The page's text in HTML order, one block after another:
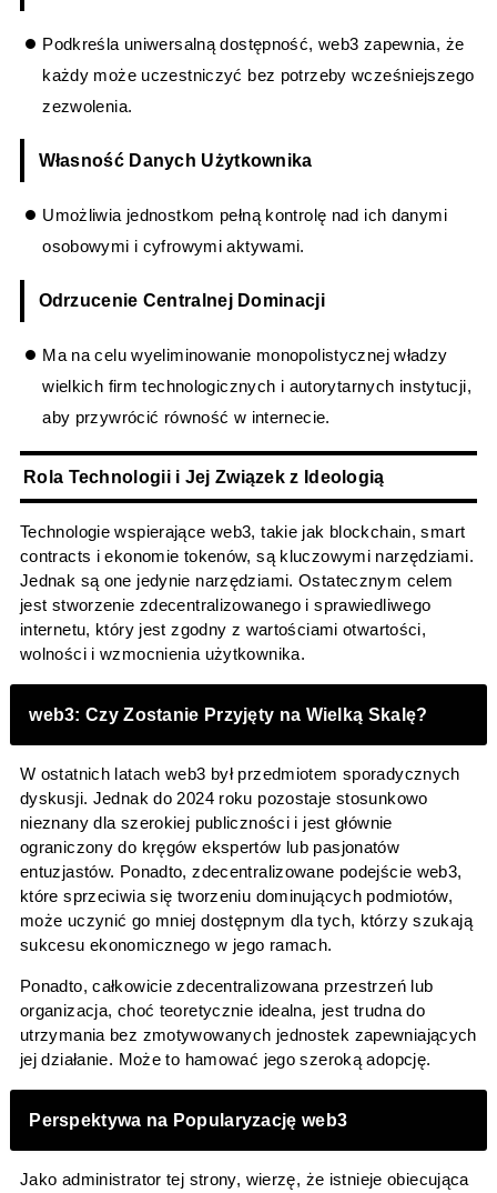
Podkreśla uniwersalną dostępność, web3 zapewnia, że
każdy może uczestniczyć bez potrzeby wcześniejszego
zezwolenia.
Własność Danych Użytkownika
Umożliwia jednostkom pełną kontrolę nad ich danymi
osobowymi i cyfrowymi aktywami.
Odrzucenie Centralnej Dominacji
Ma na celu wyeliminowanie monopolistycznej władzy
wielkich firm technologicznych i autorytarnych instytucji,
aby przywrócić równość w internecie.
Rola Technologii i Jej Związek z Ideologią
Technologie wspierające web3, takie jak blockchain, smart
contracts i ekonomie tokenów, są kluczowymi narzędziami.
Jednak są one jedynie narzędziami. Ostatecznym celem
jest stworzenie zdecentralizowanego i sprawiedliwego
internetu, który jest zgodny z wartościami otwartości,
wolności i wzmocnienia użytkownika.
web3: Czy Zostanie Przyjęty na Wielką Skalę?
W ostatnich latach web3 był przedmiotem sporadycznych
dyskusji. Jednak do 2024 roku pozostaje stosunkowo
nieznany dla szerokiej publiczności i jest głównie
ograniczony do kręgów ekspertów lub pasjonatów
entuzjastów. Ponadto, zdecentralizowane podejście web3,
które sprzeciwia się tworzeniu dominujących podmiotów,
może uczynić go mniej dostępnym dla tych, którzy szukają
sukcesu ekonomicznego w jego ramach.
Ponadto, całkowicie zdecentralizowana przestrzeń lub
organizacja, choć teoretycznie idealna, jest trudna do
utrzymania bez zmotywowanych jednostek zapewniających
jej działanie. Może to hamować jego szeroką adopcję.
Perspektywa na Popularyzację web3
Jako administrator tej strony, wierzę, że istnieje obiecująca